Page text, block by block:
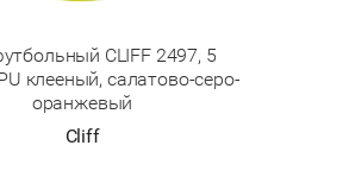
CLIFF 2497, 5
клееный, салатово-серо-
оранжевый
Cliff